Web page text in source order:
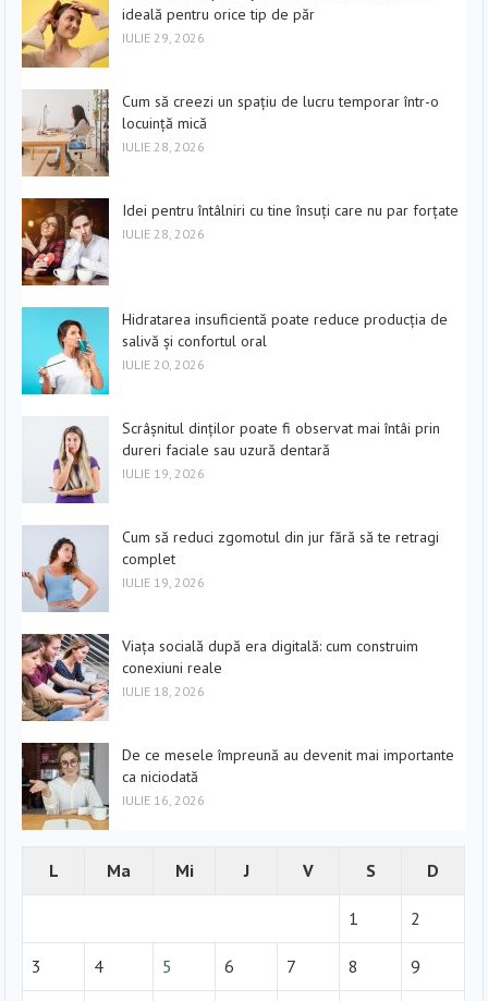
ideală pentru orice tip de păr
IULIE 29, 2026
Cum să creezi un spațiu de lucru temporar într-o
locuință mică
IULIE 28, 2026
Idei pentru întâlniri cu tine însuți care nu par forțate
IULIE 28, 2026
Hidratarea insuficientă poate reduce producția de
salivă și confortul oral
IULIE 20, 2026
Scrâșnitul dinților poate fi observat mai întâi prin
dureri faciale sau uzură dentară
IULIE 19, 2026
Cum să reduci zgomotul din jur fără să te retragi
complet
IULIE 19, 2026
Viața socială după era digitală: cum construim
conexiuni reale
IULIE 18, 2026
De ce mesele împreună au devenit mai importante
ca niciodată
IULIE 16, 2026
L Ma Mi J V S D
1 2
3 4 5 6 7 8 9